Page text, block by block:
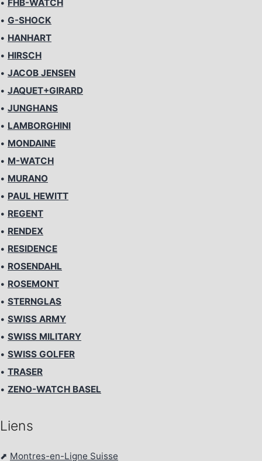
• FHB-WATCH
• G-SHOCK
• HANHART
• HIRSCH
• JACOB JENSEN
• JAQUET+GIRARD
• JUNGHANS
• LAMBORGHINI
• MONDAINE
• M-WATCH
• MURANO
• PAUL HEWITT
• REGENT
• RENDEX
• RESIDENCE
• ROSENDAHL
• ROSEMONT
• STERNGLAS
• SWISS ARMY
• SWISS MILITARY
• SWISS GOLFER
• TRASER
• ZENO-WATCH BASEL
Liens
⬈ Montres-en-Ligne Suisse